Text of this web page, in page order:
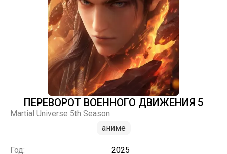
ПЕРЕВОРОТ ВОЕННОГО ДВИЖЕНИЯ 5
Martial Universe 5th Season
аниме
Год:
2025